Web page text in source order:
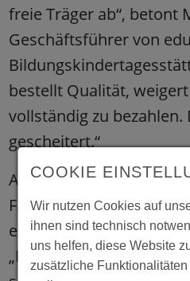
freie Träger ab“, betont
Geschäftsführer von
bestellt Qualität,
vollständig zu bezahlen.
gescheitert.“
Angesichts des
Fachkräftemangels
eindringlich vor
„Fachkräfte gewinnt
COOKIE
Wir nutzen Cookies auf
ihnen sind technisch
uns helfen, diese Website
zusätzliche